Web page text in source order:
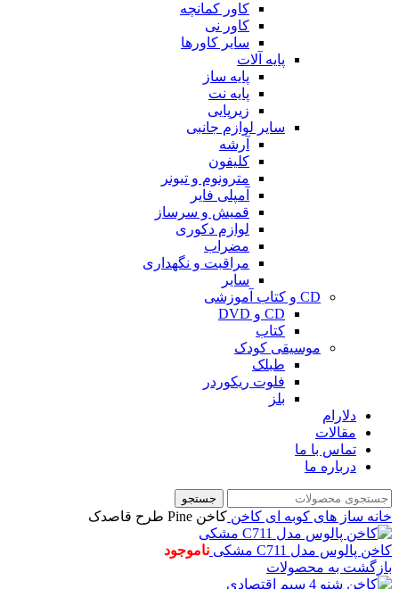
کاور کمانچه
کاور نی
سایر کاورها
پایه آلات
پایه ساز
پایه نت
زیرپایی
سایر لوازم جانبی
آرشه
کلیفون
مترونوم و تیونر
آمپلی فایر
قمیش و سرساز
لوازم دکوری
مضراب
مراقبت و نگهداری
سایر
CD و کتاب آموزشی
CD و DVD
کتاب
موسیقی کودک
طبلک
فلوت ریکوردر
بلز
دلارام
مقالات
تماس با ما
درباره ما
جستجو
خانه ساز های کوبه ای کاخن کاخن Pine طرح قاصدک
کاخن پالوس مدل C711 مشکی
ناموجود
بازگشت به محصولات